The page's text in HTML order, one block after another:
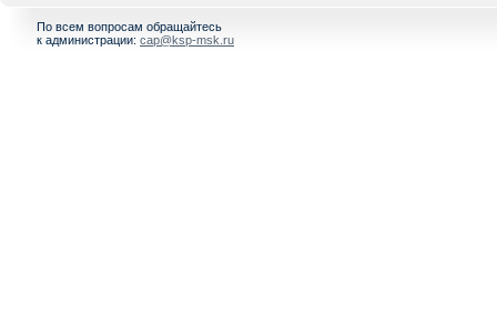
По всем вопросам обращайтесь
к администрации: cap@ksp-msk.ru